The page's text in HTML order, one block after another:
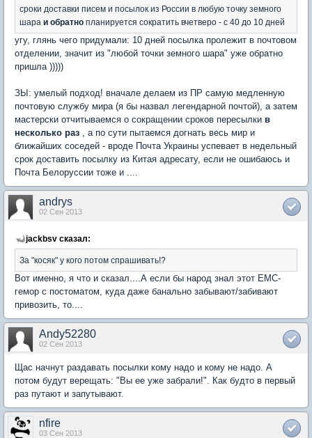
сроки доставки писем и посылок из России в любую точку земного
шара и обратно планируется сократить вчетверо - с 40 до 10 дней
угу, глянь чего придумали: 10 дней посылка пролежит в почтовом
отделении, значит из "любой точки земного шара" уже обратно
пришла )))))
ЗЫ: умелый подход! вначале делаем из ПР самую медленную
почтовую службу мира (я бы назвал легендарной почтой), а затем
мастерски отчитываемся о сокращении сроков пересылки в
несколько раз , а по сути пытаемся догнать весь мир и
ближайших соседей - вроде Почта Украины успевает в недельный
срок доставить посылку из Китая адресату, если не ошибаюсь и
Почта Белоруссии тоже и ....
andrys
02 Сен 2013
jackbsv сказал:
За "косяк" у кого потом спрашивать!?
Вот именно, я что и сказал....А если бы народ знал этот ЕМС-
гемор с постоматом, куда даже банально забывают/забивают
привозить, то....
Andy52280
02 Сен 2013
Щас начнут раздавать посылки кому надо и кому не надо. А
потом будут верещать: "Вы ее уже забрали!". Как будто в первый
раз путают и запутывают.
nfire
03 Сен 2013